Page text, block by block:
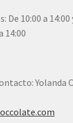
De 10:00 a 14:00
14:00
Yolanda